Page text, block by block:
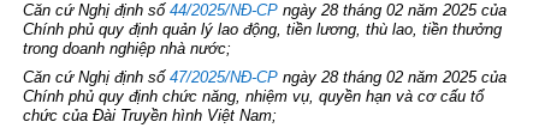
Căn cứ Nghị định số44/2025/NĐ-CP ngày 28 tháng 02 năm 2025 của
Chính phủ quy định quản lý lao động, tiền lương, thù lao, tiền thưởng
trong doanh nghiệp nhà nước;
Căn cứ Nghị định số47/2025/NĐ-CP ngày 28 tháng 02 năm 2025 của
Chính phủ quy định chức năng, nhiệm vụ, quyền hạn và cơ cấu tổ
chức của Đài Truyền hình Việt Nam;